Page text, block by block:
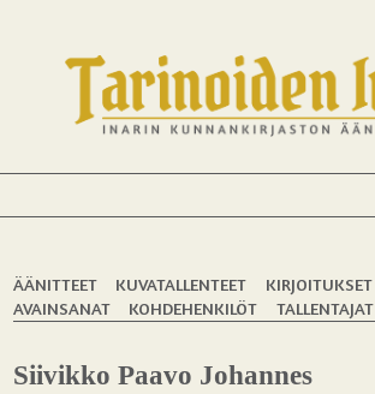
ÄÄNITTEET KUVATALLENTEET KIRJOITUKSET
AVAINSANAT
KOHDEHENKILÖT TALLENTAJAT
Siivikko Paavo Johannes